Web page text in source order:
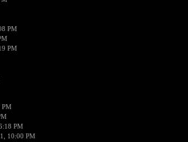
PM
PM
PM
10:00 PM